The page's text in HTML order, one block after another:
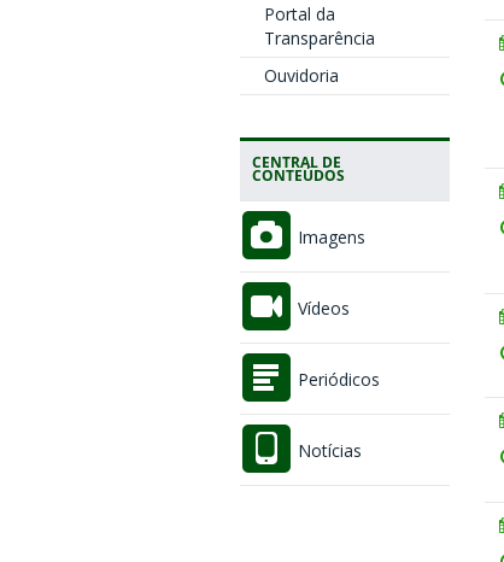
Portal da
Transparência
Ouvidoria
CENTRAL DE
CONTEÚDOS
Imagens
Vídeos
Periódicos
Notícias